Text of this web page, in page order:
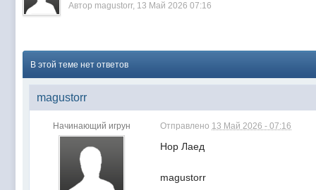
Автор magustorr, 13 Май 2026 07:16
В этой теме нет ответов
magustorr
Начинающий игрун Отправлено 13 Май 2026 - 07:16
Нор Лаед
magustorr